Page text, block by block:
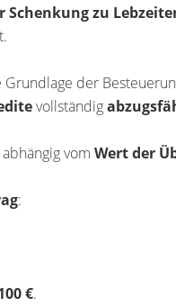
Schenkung zu
der
vollständig
vom Wert der
:
€.